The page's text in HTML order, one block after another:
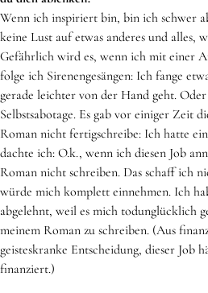
Wenn ich inspiriert bin, bin ich schwer
keine Lust auf etwas anderes und alles,
Gefährlich wird es, wenn ich mit einer
folge ich Sirenengesängen: Ich fange
gerade leichter von der Hand geht.
Selbstsabotage. Es gab vor einiger Zeit
Roman nicht fertigschreibe: Ich hatte
dachte ich: O.k., wenn ich diesen Job
Roman nicht schreiben. Das schaff ich
würde mich komplett einnehmen. Ich
abgelehnt, weil es mich todunglücklich
meinem Roman zu schreiben. (Aus
geisteskranke Entscheidung, dieser Job
finanziert.)